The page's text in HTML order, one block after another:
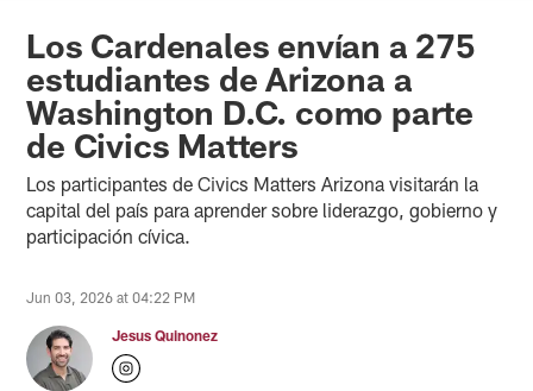
Arizona Cardinals Home: The
Los Cardenales envían a 275
estudiantes de Arizona a
Washington D.C. como parte
de Civics Matters
Los participantes de Civics Matters Arizona visitarán la
capital del país para aprender sobre liderazgo, gobierno y
participación cívica.
Jun 03, 2026 at 04:22 PM
Jesus Quinonez